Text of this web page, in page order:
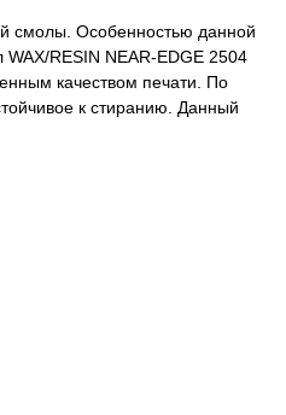
смолы. Особенностью данной
RESIN NEAR-EDGE 2504
качеством печати. По
к стиранию. Данный